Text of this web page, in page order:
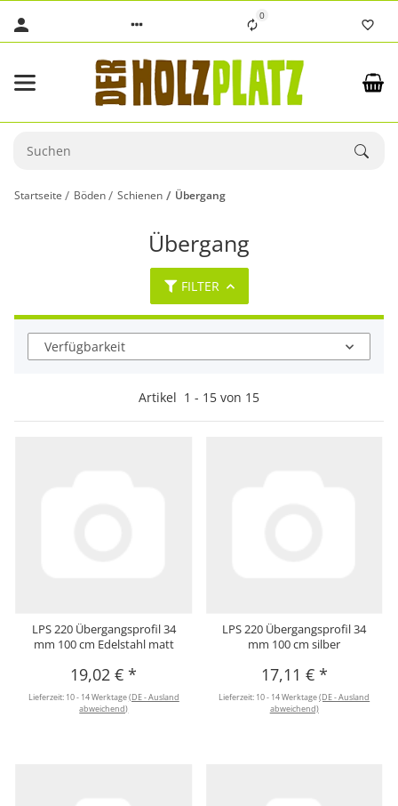
0
Startseite Böden Schienen Übergang
Übergang
FILTER
Verfügbarkeit
Artikel 1 - 15 von 15
LPS 220 Übergangsprofil 34
mm 100 cm Edelstahl matt
19,02 €*
Lieferzeit: 10 - 14 Werktage(DE - Ausland
abweichend)
LPS 220 Übergangsprofil 34
mm 100 cm silber
17,11 € *
Lieferzeit: 10 - 14 Werktage(DE - Ausland
abweichend)